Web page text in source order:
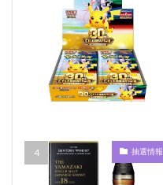
抽選情報